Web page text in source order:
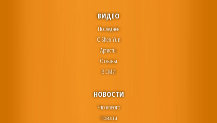
ВИДЕО
Последнее
О Shen Yun
Артисты
Отзывы
В СМИ
НОВОСТИ
Что нового
Новости